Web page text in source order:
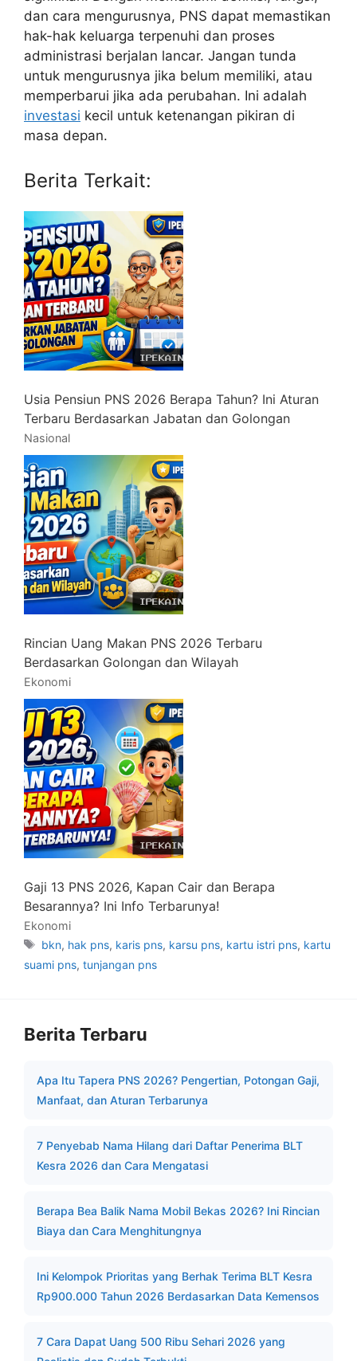
dan cara mengurusnya, PNS dapat memastikan
hak-hak keluarga terpenuhi dan proses
administrasi berjalan lancar. Jangan tunda
untuk mengurusnya jika belum memiliki, atau
memperbarui jika ada perubahan. Ini adalah
investasi kecil untuk ketenangan pikiran di
masa depan.
Berita Terkait:
Usia Pensiun PNS 2026 Berapa Tahun? Ini Aturan
Terbaru Berdasarkan Jabatan dan Golongan
Nasional
Rincian Uang Makan PNS 2026 Terbaru
Berdasarkan Golongan dan Wilayah
Ekonomi
Gaji 13 PNS 2026, Kapan Cair dan Berapa
Besarannya? Ini Info Terbarunya!
Ekonomi
Tag
bkn, hak pns, karis pns, karsu pns, kartu istri pns, kartu
suami pns, tunjangan pns
Berita Terbaru
Apa Itu Tapera PNS 2026? Pengertian, Potongan Gaji,
Manfaat, dan Aturan Terbarunya
7 Penyebab Nama Hilang dari Daftar Penerima BLT
Kesra 2026 dan Cara Mengatasi
Berapa Bea Balik Nama Mobil Bekas 2026? Ini Rincian
Biaya dan Cara Menghitungnya
Ini Kelompok Prioritas yang Berhak Terima BLT Kesra
Rp900.000 Tahun 2026 Berdasarkan Data Kemensos
7 Cara Dapat Uang 500 Ribu Sehari 2026 yang